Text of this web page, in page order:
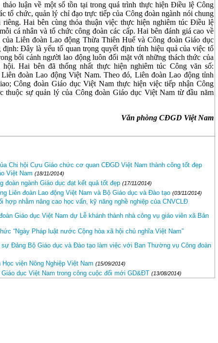
luận về một số tồn tại trong quá trình thực hiện Điều lệ Công
tổ chức, quản lý chỉ đạo trực tiếp của Công đoàn ngành nói chung
Hai bên cùng thỏa thuận việc thực hiện nghiêm túc Điều lệ
cá nhân và tổ chức công đoàn các cấp. Hai bên đánh giá cao về
Liên đoàn Lao động Thừa Thiên Huế và Công đoàn Giáo dục
Đây là yếu tố quan trọng quyết định tính hiệu quả của việc tổ
bối cảnh người lao động luôn đối mặt với những thách thức của
Hai bên đã thống nhất thực hiện nghiêm túc Công văn số:
đoàn Lao động Việt Nam. Theo đó, Liên đoàn Lao động tỉnh
Công đoàn Giáo dục Việt Nam thực hiện việc tiếp nhận Công
sự quản lý của Công đoàn Giáo dục Việt Nam từ đầu năm
Văn phòng CĐGD Việt Nam
Chi hội Cựu Giáo chức cơ quan CĐGD Việt Nam thành công tốt đẹp
Việt Nam (18/11/2014)
ngành Giáo dục đạt kết quả tốt đẹp (17/11/2014)
Liên đoàn Lao động Việt Nam và Bộ Giáo dục và Đào tạo (03/11/2014)
nhằm nâng cao học vấn, kỹ năng nghề nghiệp của CNVCLĐ
Giáo dục Việt Nam dự Lễ khánh thành nhà công vụ giáo viên xã Bản
“Ngày Pháp luật nước Cộng hòa xã hội chủ nghĩa Việt Nam”
Đảng Bộ Giáo dục và Đào tạo làm việc với Ban Thường vụ Công đoàn
viện Nông Nghiệp Việt Nam (15/09/2014)
dục Việt Nam trong công cuộc đổi mới GD&ĐT (13/08/2014)